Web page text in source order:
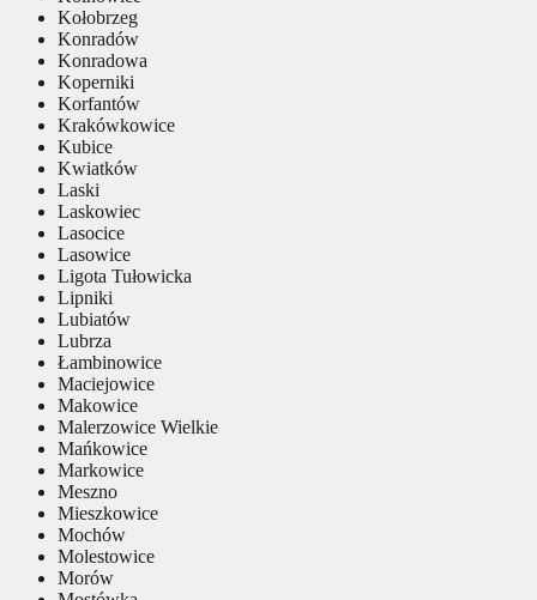
Kołobrzeg
Konradów
Konradowa
Koperniki
Korfantów
Krakówkowice
Kubice
Kwiatków
Laski
Laskowiec
Lasocice
Lasowice
Ligota Tułowicka
Lipniki
Lubiatów
Lubrza
Łambinowice
Maciejowice
Makowice
Malerzowice Wielkie
Mańkowice
Markowice
Meszno
Mieszkowice
Mochów
Molestowice
Morów